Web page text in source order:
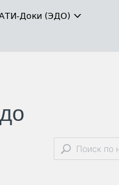
Доки (ЭДО)